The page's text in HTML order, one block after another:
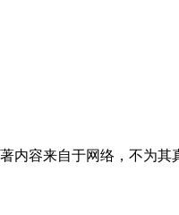
内容来自于网络，不为